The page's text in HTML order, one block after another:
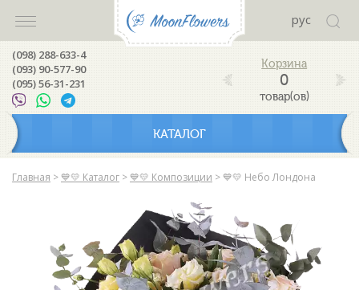
рус
(098) 288-633-4
(093) 90-577-90
(095) 56-31-231
0
товар(ов)
КАТАЛОГ
Главная > 💙💛 Каталог > 💙💛 Композиции > 💙💛 Небо Лондона